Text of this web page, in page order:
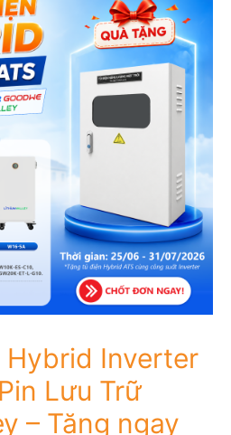
Hybrid Inverter
Lưu Trữ
– Tặng ngay